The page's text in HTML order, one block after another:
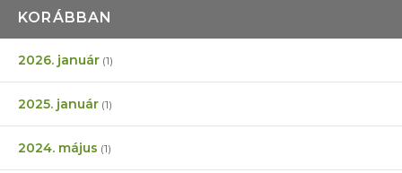
KORÁBBAN
2026. január (1)
2025. január (1)
2024. május (1)